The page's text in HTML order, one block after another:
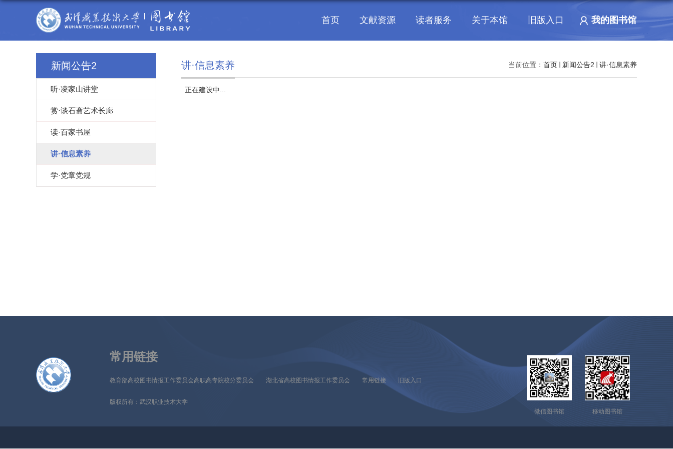
首页 文献资源 读者服务 关于本馆 旧版入口 我的图书馆
新闻公告2
听·凌家山讲堂
赏·谈石斋艺术长廊
读·百家书屋
讲·信息素养
学·党章党规
当前位置： 首页 新闻公告2 讲·信息素养
讲·信息素养
正在建设中...
常用链接
教育部高校图书情报工作委员会高职高专院校分委员会 湖北省高校图书情报工作委员会 常用链接 旧版入口
版权所有：武汉职业技术大学
微信图书馆
移动图书馆